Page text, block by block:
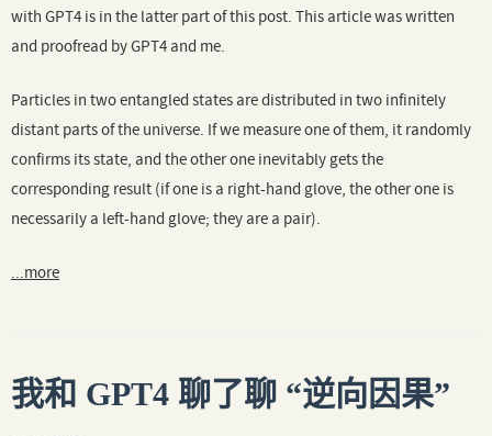
with GPT4 is in the latter part of this post. This article was written
and proofread by GPT4 and me.
Particles in two entangled states are distributed in two infinitely
distant parts of the universe. If we measure one of them, it randomly
confirms its state, and the other one inevitably gets the
corresponding result (if one is a right-hand glove, the other one is
necessarily a left-hand glove; they are a pair).
...more
我和 GPT4 聊了聊 “逆向因果”